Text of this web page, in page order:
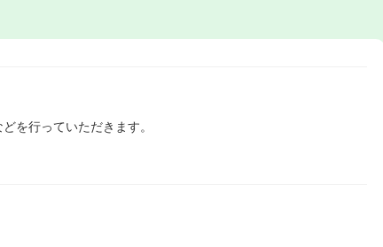
を行っていただきます。